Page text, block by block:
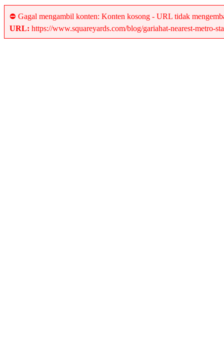
⛔ Gagal mengambil konten: Konten kosong - URL tidak
URL: https://www.squareyards.com/blog/gariahat-nearest-metro-